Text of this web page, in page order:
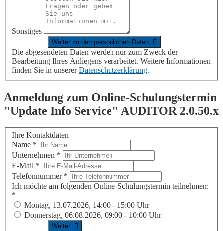
Sonstiges
Die abgesendeten Daten werden nur zum Zweck der
Bearbeitung Ihres Anliegens verarbeitet. Weitere Informationen
finden Sie in unsererDatenschutzerklärung.
Anmeldung zum Online-Schulungstermin
"Update Info Service" AUDITOR 2.0.50.x
Ihre Kontaktdaten
Name *
Unternehmen *
E-Mail *
Telefonnummer *
Ich möchte am folgenden Online-Schulungstermin teilnehmen:
*
Montag, 13.07.2026, 14:00 - 15:00 Uhr
Donnerstag, 06.08.2026, 09:00 - 10:00 Uhr